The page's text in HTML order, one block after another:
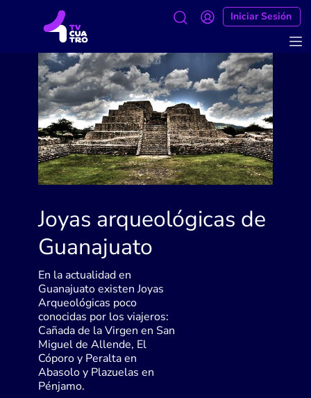
Iniciar Sesión
Joyas arqueológicas de
Guanajuato
En la actualidad en
Guanajuato existen Joyas
Arqueológicas poco
conocidas por los viajeros:
Cañada de la Virgen en San
Miguel de Allende, El
Cóporo y Peralta en
Abasolo y Plazuelas en
Pénjamo.